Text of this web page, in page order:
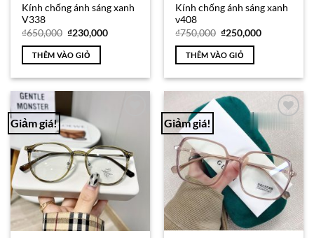
Kính chống ánh sáng xanh
V338
₫650,000 Giá
là:
₫650,000.
₫230,000Giá
THÊM VÀO GIỎ
Kính chống ánh sáng xanh
v408
₫750,000 Giá
là:
₫750,000.
₫250,000Giá
THÊM VÀO GIỎ
Giảm giá! Giảm giá!
Wishlist